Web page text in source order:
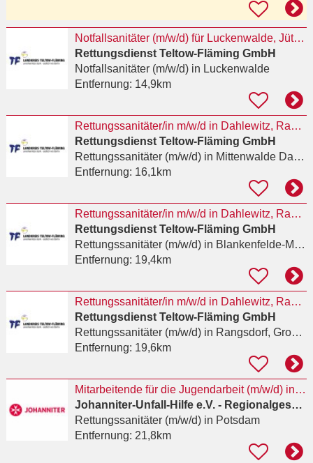
Notfallsanitäter (m/w/d) für Luckenwalde, Jüterbog, Baruth/ Mark, Petkus und Dahme gesucht
Rettungsdienst Teltow-Fläming GmbH
Notfallsanitäter (m/w/d)in Luckenwalde
Entfernung: 14,9km
Rettungssanitäter/in m/w/d in Dahlewitz, Rangsdorf und Zossen gesucht
Rettungsdienst Teltow-Fläming GmbH
Rettungssanitäter (m/w/d)in Mittenwalde Dahme-Spreewald
Entfernung: 16,1km
Rettungssanitäter/in m/w/d in Dahlewitz, Rangsdorf und Zossen gesucht
Rettungsdienst Teltow-Fläming GmbH
Rettungssanitäter (m/w/d)in Blankenfelde-Mahlow
Entfernung: 19,4km
Rettungssanitäter/in m/w/d in Dahlewitz, Rangsdorf und Zossen gesucht
Rettungsdienst Teltow-Fläming GmbH
Rettungssanitäter (m/w/d)in Rangsdorf, Groß Machnow
Entfernung: 19,6km
Mitarbeitende für die Jugendarbeit (m/w/d) in Voll- oder Teilzeit
Johanniter-Unfall-Hilfe e.V. - Regionalgeschäftsstelle Berlin
Rettungssanitäter (m/w/d)in Potsdam
Entfernung: 21,8km